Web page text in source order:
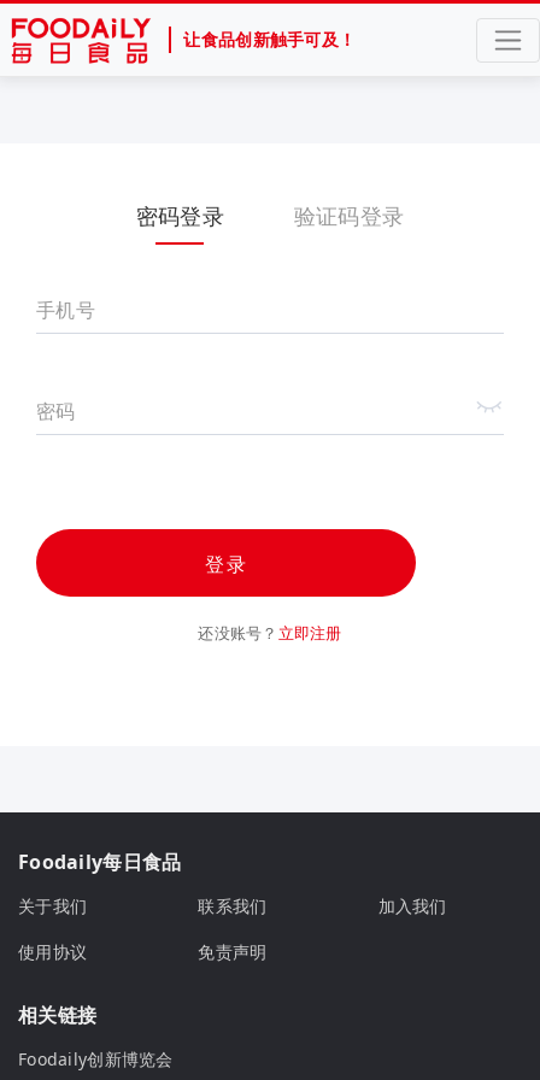
让食品创新触手可及！
密码登录 验证码登录
手机号
密码
登录
还没账号？ 立即注册
Foodaily每日食品
关于我们 联系我们
加入我们
使用协议
免责声明
相关链接
Foodaily创新博览会